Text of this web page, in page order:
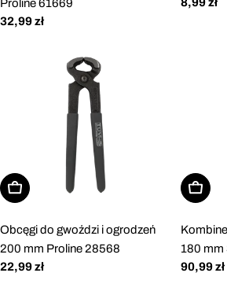
Proline 61669
Cena
32,99 zł
Dodaj do koszyka
Obcęgi do gwoździ i ogrodzeń
200 mm Proline 28568
Cena
22,99 zł
Dodaj
180 mm
Cena
90,99 zł